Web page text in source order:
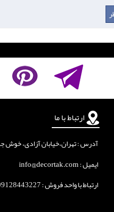
ارتباط با ما
آدرس : تهران،خیابان آزادی، خوش
ایمیل : info@decortak.com
ارتباط با واحد فروش :